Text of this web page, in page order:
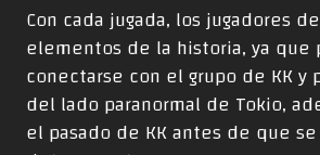
Con cada jugada, los jugadores
elementos de la historia, ya que
conectarse con el grupo de KK y
del lado paranormal de Tokio,
el pasado de KK antes de que